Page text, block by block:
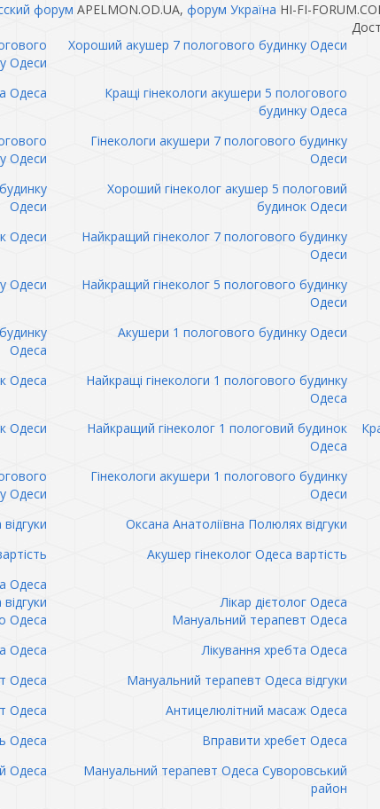
форум APELMON.OD.UA, форум Україна HI-FI-
Одеси
Хороший акушер 7 пологового будинку Одеси
Одеса
Кращі гінекологи акушери 5 пологового
будинку Одеса
Одеси
Гінекологи акушери 7 пологового будинку
Одеси
Одеси
Хороший гінеколог акушер 5 пологовий
будинок Одеси
Одеси
Найкращий гінеколог 7 пологового будинку
Одеси
Одеси
Найкращий гінеколог 5 пологового будинку
Одеси
Одеса
Акушери 1 пологового будинку Одеси
Одеса
Найкращі гінекологи 1 пологового будинку
Одеса
Одеси
Найкращий гінеколог 1 пологовий будинок
Одеса
Одеси
Гінекологи акушери 1 пологового будинку
Одеси
Оксана Анатоліївна Полюлях відгуки
Акушер гінеколог Одеса вартість
Одеса
Лікар дієтолог Одеса
Одеса
Мануальний терапевт Одеса
Одеса
Лікування хребта Одеса
Одеса
Мануальний терапевт Одеса відгуки
Одеса
Антицелюлітний масаж Одеса
Одеса
Вправити хребет Одеса
Одеса
Мануальний терапевт Одеса Суворовський
район